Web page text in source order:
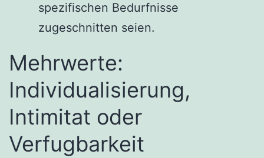
spezifischen Bedurfnisse
zugeschnitten seien.
Mehrwerte:
Individualisierung,
Intimitat oder
Verfugbarkeit